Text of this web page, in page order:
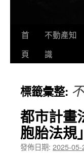
首
頁
不動產知
識
標籤彙整:
都市計畫
胞胎法規
發佈日期: 2025-05-